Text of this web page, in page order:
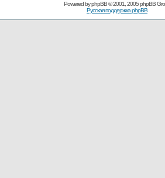
Powered byphpBB© 2001, 2005 phpBB
Русская поддержка phpBB